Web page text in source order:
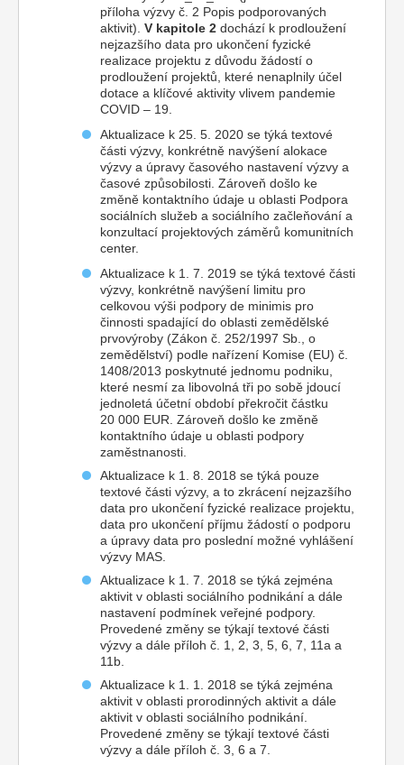
příloha výzvy č. 2 Popis podporovaných
aktivit). V kapitole 2 dochází k prodloužení
nejzazšího data pro ukončení fyzické
realizace projektu z důvodu žádostí o
prodloužení projektů, které nenaplnily účel
dotace a klíčové aktivity vlivem pandemie
COVID – 19.
Aktualizace k 25. 5. 2020 se týká textové
části výzvy, konkrétně navýšení alokace
výzvy a úpravy časového nastavení výzvy a
časové způsobilosti. Zároveň došlo ke
změně kontaktního údaje u oblasti Podpora
sociálních služeb a sociálního začleňování a
konzultací projektových záměrů komunitních
center.
Aktualizace k 1. 7. 2019 se týká textové části
výzvy, konkrétně navýšení limitu pro
celkovou výši podpory de minimis pro
činnosti spadající do oblasti zemědělské
prvovýroby (Zákon č. 252/1997 Sb., o
zemědělství) podle nařízení Komise (EU) č.
1408/2013 poskytnuté jednomu podniku,
které nesmí za libovolná tři po sobě jdoucí
jednoletá účetní období překročit částku
20 000 EUR. Zároveň došlo ke změně
kontaktního údaje u oblasti podpory
zaměstnanosti.
Aktualizace k 1. 8. 2018 se týká pouze
textové části výzvy, a to zkrácení nejzazšího
data pro ukončení fyzické realizace projektu,
data pro ukončení příjmu žádostí o podporu
a úpravy data pro poslední možné vyhlášení
výzvy MAS.
Aktualizace k 1. 7. 2018 se týká zejména
aktivit v oblasti sociálního podnikání a dále
nastavení podmínek veřejné podpory.
Provedené změny se týkají textové části
výzvy a dále příloh č. 1, 2, 3, 5, 6, 7, 11a a
11b.
Aktualizace k 1. 1. 2018 se týká zejména
aktivit v oblasti prorodinných aktivit a dále
aktivit v oblasti sociálního podnikání.
Provedené změny se týkají textové části
výzvy a dále příloh č. 3, 6 a 7.